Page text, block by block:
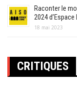
Raconter le
2024 d’Espace
18 mai 2023
CRITIQUES